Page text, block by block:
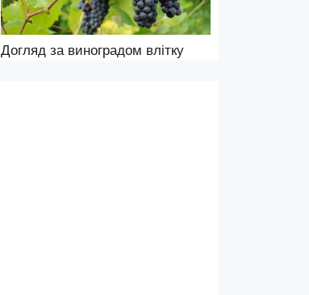
Догляд за виноградом влітку